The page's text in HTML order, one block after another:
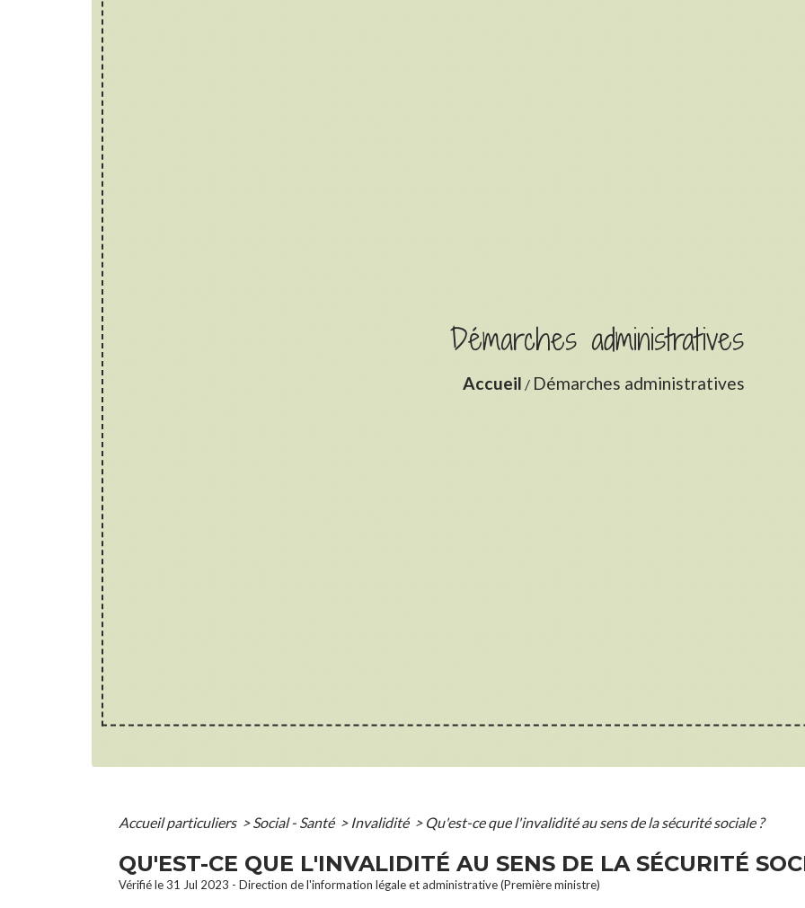
Démarches administratives
Accueil / Démarches administratives
Accueil particuliers > Social - Santé > Invalidité > Qu'est-ce que l'invalidité au sens de la sécurité sociale ?
QU'EST-CE QUE L'INVALIDITÉ AU SENS DE LA SÉCURITÉ
Vérifié le 31 Jul 2023 - Direction de l'information légale et administrative (Première ministre)